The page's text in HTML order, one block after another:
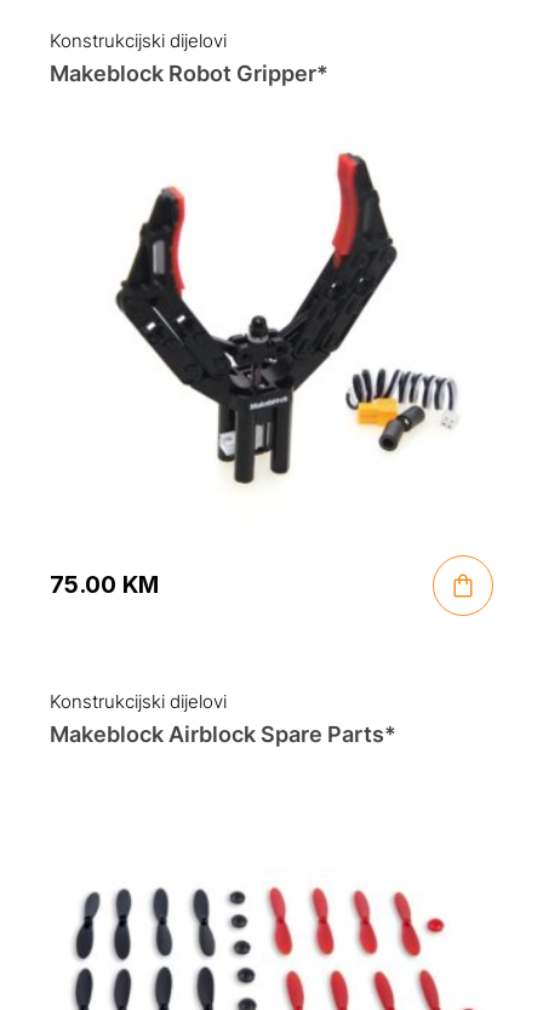
Konstrukcijski dijelovi
Makeblock Robot Gripper*
75.00 KM
Konstrukcijski dijelovi
Makeblock Airblock Spare Parts*